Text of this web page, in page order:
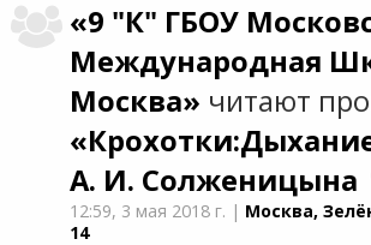
«9 "К" ГБОУ
Международная
Москва» читают
А. И. Солженицына
12:59, 3 мая 2018 г. | Москва,
14